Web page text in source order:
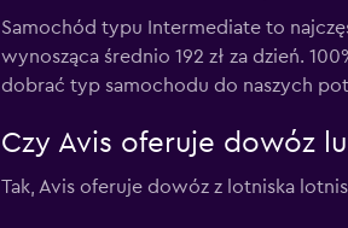
Samochód typu Intermediate to
wynosząca średnio 192 zł za dzień.
dobrać typ samochodu do naszych
Czy Avis oferuje dowóz
Tak, Avis oferuje dowóz z lotniska